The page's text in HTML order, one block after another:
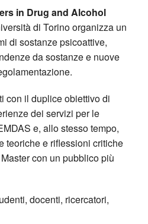
in Drug and Alcohol
di Torino organizza un
di sostanze psicoattive,
da sostanze e nuove
con il duplice obiettivo di
dei servizi per le
e, allo stesso tempo,
teoriche e riflessioni critiche
con un pubblico più
docenti, ricercatori,